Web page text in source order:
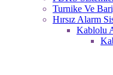
Turnike Ve
Hırsız Alarm
Kablolu